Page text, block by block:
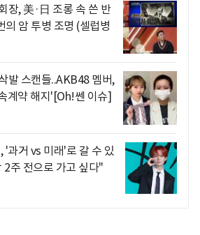
장, 美·日 조롱 속 쓴 반
암 투병 조명 (셀럽병
발 스캔들..AKB48 멤버,
계약 해지'[Oh!쎈 이슈]
'과거 vs 미래'로 갈 수 있
2주 전으로 가고 싶다"